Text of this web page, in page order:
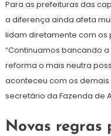
Para as prefeituras das
a diferença ainda afeta
lidam diretamente com
“Continuamos bancando
reforma o mais neutra
aconteceu com os demais
secretário da Fazenda de
Novas regras